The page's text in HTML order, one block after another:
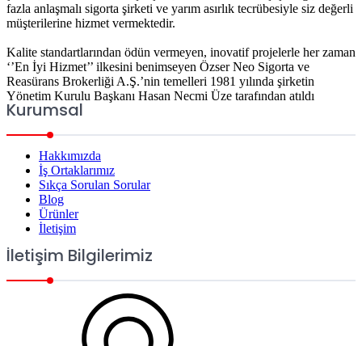
fazla anlaşmalı sigorta şirketi ve yarım asırlık tecrübesiyle siz değerli
müşterilerine hizmet vermektedir.
Kalite standartlarından ödün vermeyen, inovatif projelerle her zaman
‘’En İyi Hizmet’’ ilkesini benimseyen Özser Neo Sigorta ve
Reasürans Brokerliği A.Ş.’nin temelleri 1981 yılında şirketin
Yönetim Kurulu Başkanı Hasan Necmi Üze tarafından atıldı
Kurumsal
Hakkımızda
İş Ortaklarımız
Sıkça Sorulan Sorular
Blog
Ürünler
İletişim
İletişim Bilgilerimiz